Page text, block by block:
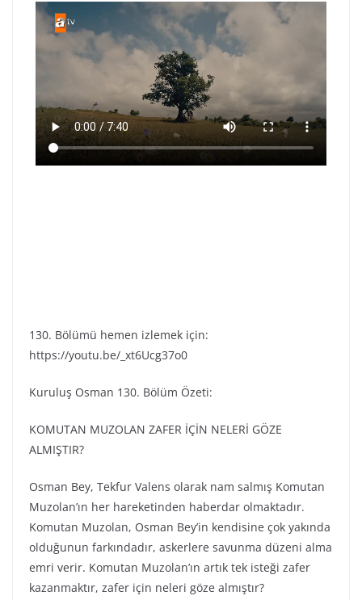
130. Bölümü hemen izlemek için:
https://youtu.be/_xt6Ucg37o0
Kuruluş Osman 130. Bölüm Özeti:
KOMUTAN MUZOLAN ZAFER İÇİN NELERİ GÖZE
ALMIŞTIR?
Osman Bey, Tekfur Valens olarak nam salmış Komutan
Muzolan’ın her hareketinden haberdar olmaktadır.
Komutan Muzolan, Osman Bey’in kendisine çok yakında
olduğunun farkındadır, askerlere savunma düzeni alma
emri verir. Komutan Muzolan’ın artık tek isteği zafer
kazanmaktır, zafer için neleri göze almıştır?